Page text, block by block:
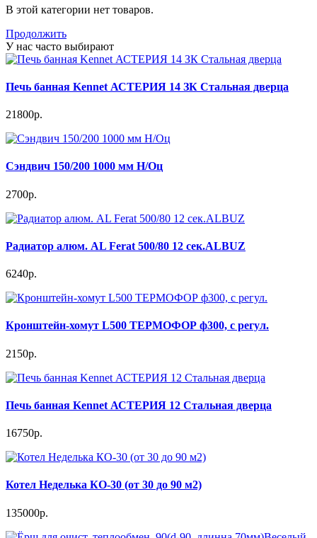
В этой категории нет товаров.
Продолжить
У нас часто выбирают
Печь банная Kennet АСТЕРИЯ 14 ЗК Стальная дверца
21800р.
Сэндвич 150/200 1000 мм Н/Оц
2700р.
Радиатор алюм. AL Ferat 500/80 12 сек.ALBUZ
6240р.
Кронштейн-хомут L500 ТЕРМОФОР ф300, с регул.
2150р.
Печь банная Kennet АСТЕРИЯ 12 Стальная дверца
16750р.
Котел Неделька КО-30 (от 30 до 90 м2)
135000р.